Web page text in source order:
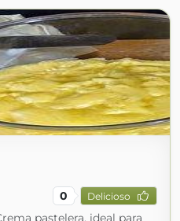
0 Delicioso
pastelera, ideal para